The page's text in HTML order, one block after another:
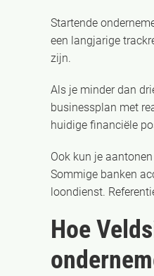
Startende
een langjarige
zijn.
Als je minder dan
businessplan met
huidige financiële
Ook kun je
Sommige banken
loondienst.
Hoe